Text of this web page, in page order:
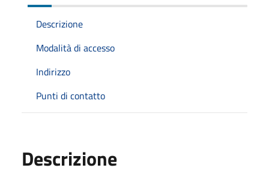
Descrizione
Modalità di accesso
Indirizzo
Punti di contatto
Descrizione